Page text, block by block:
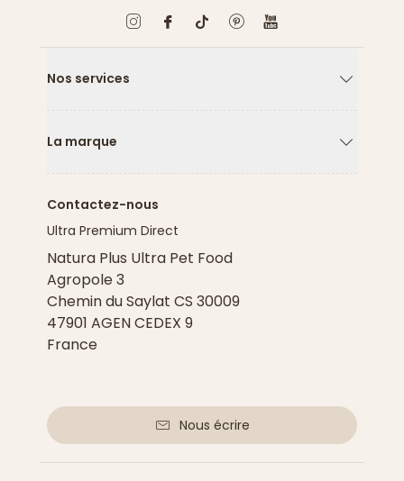
Nos services
La marque
Contactez-nous
Ultra Premium Direct
Natura Plus Ultra Pet Food
Agropole 3
Chemin du Saylat CS 30009
47901 AGEN CEDEX 9
France
Nous écrire